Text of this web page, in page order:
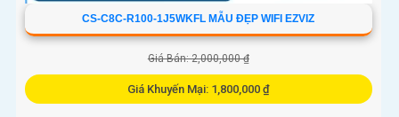
CS-C8C-R100-1J5WKFL MẪU ĐẸP WIFI EZVIZ
Giá Bán: 2,000,000 ₫
Giá Khuyến Mại: 1,800,000 ₫